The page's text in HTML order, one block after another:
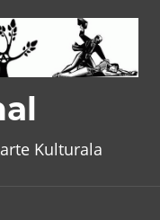
Kulturala